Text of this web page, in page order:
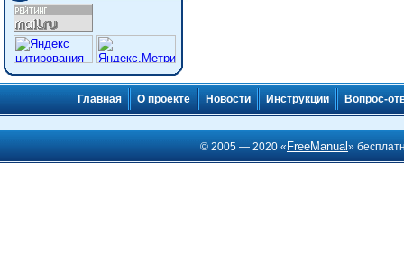
Главная О проекте Новости Инструкции Вопрос-
© 2005 — 2020 « FreeManual»